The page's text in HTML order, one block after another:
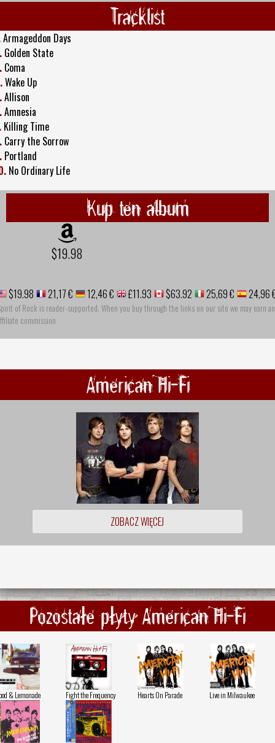
Tracklist
Armageddon Days
Golden State
Coma
Wake Up
Allison
Amnesia
Killing Time
Carry the Sorrow
Portland
No Ordinary Life
Kup ten album
$19.98
$19.98 21,17 € 12,46 € £11.93 $63.92 25,69 € 24,96
of Rock is reader-supported. When you buy through the links on our site we may earn an
commission
American Hi-Fi
ZOBACZ WIĘCEJ
Pozostałe płyty American Hi-Fi
& Lemonade Fight the Frequency Hearts On Parade Live in Milwaukee